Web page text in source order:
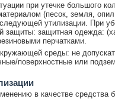
при утечке большого
(песок, земля,
утилизации. При
защиты: защитная одежда:
перчатками.
среды: не
поверхностные или
в качестве средства